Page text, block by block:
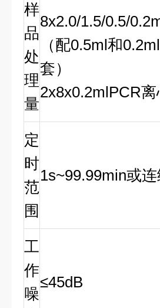
样
品
处
理
量
8x2.0/1.5/0.5/
（配0.5ml和0.2ml
套）
2x8x0.2mlPCR离
定
时
范
围
1s~99.99min或连
工
作
噪
≤45dB